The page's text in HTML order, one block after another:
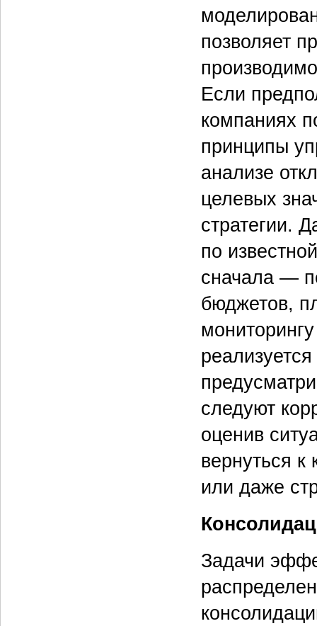
позволяет
Если
компаниях
принципы
анализе
целевых
стратегии.
по
сначала —
бюджетов,
следуют
оценив
вернуться к
или даже
Задачи